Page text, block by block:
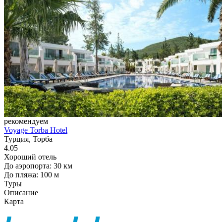
рекомендуем
Voyage Torba Hotel
Турция, Торба
4.05
Хороший отель
До аэропорта: 30 км
До пляжа: 100 м
Туры
Описание
Карта